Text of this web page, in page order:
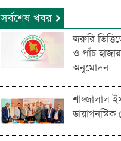
সর্বশেষ খবর
জরুরি
ও পাঁচ
অনুমোদন
শাহ্জালাল
ডায়াগনস্টিক